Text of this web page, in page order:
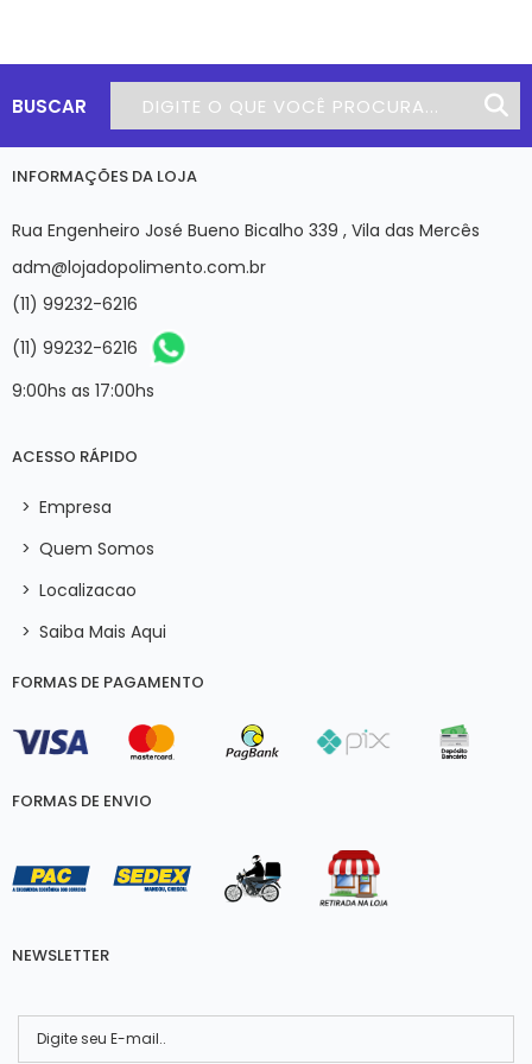
BUSCAR
INFORMAÇÕES DA LOJA
Rua Engenheiro José Bueno Bicalho 339 , Vila das Mercês
adm@lojadopolimento.com.br
(11) 99232-6216
(11) 99232-6216
9:00hs as 17:00hs
ACESSO RÁPIDO
> Empresa
> Quem Somos
> Localizacao
> Saiba Mais Aqui
FORMAS DE PAGAMENTO
FORMAS DE ENVIO
NEWSLETTER